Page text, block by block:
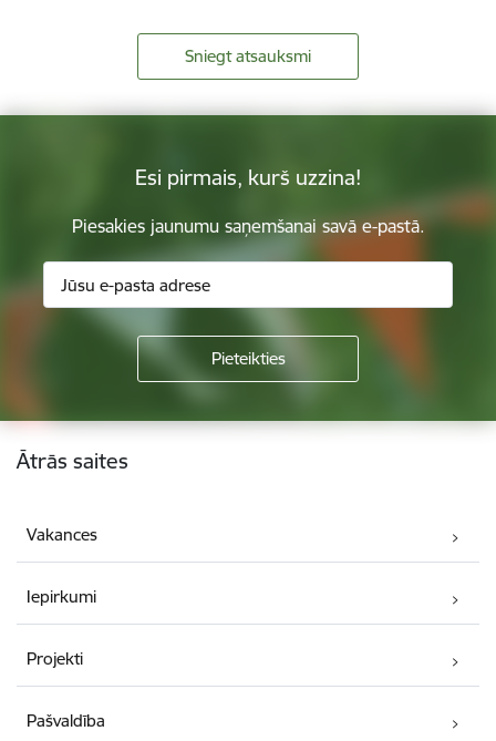
Sniegt atsauksmi
Esi pirmais, kurš uzzina!
Piesakies jaunumu saņemšanai savā e-pastā.
Kājene
Ātrās saites
Vakances
Iepirkumi
Projekti
Pašvaldība